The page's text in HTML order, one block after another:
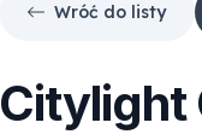
Wróć do listy
Citylight